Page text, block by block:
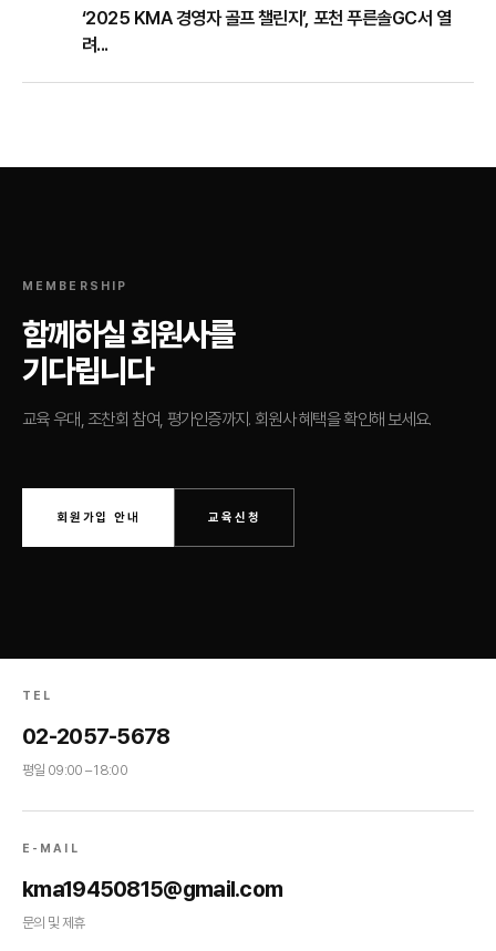
‘2025 KMA 경영자 골프 챌린지’, 포천 푸른솔GC서 열
려...
MEMBERSHIP
함께하실 회원사를
기다립니다
교육 우대, 조찬회 참여, 평가인증까지. 회원사 혜택을 확인해 보세요.
회원가입 안내 교육신청
TEL
02-2057-5678
평일 09:00 – 18:00
E-MAIL
kma19450815@gmail.com
문의 및 제휴